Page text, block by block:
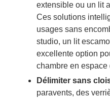
extensible ou un lit
Ces solutions
usages sans
studio, un lit
excellente option
chambre en espace
Délimiter sans
paravents, des